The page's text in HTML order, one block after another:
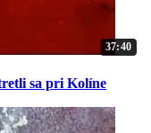
37:40
sa pri Kolíne